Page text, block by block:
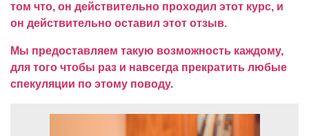
том что, он действительно проходил этот курс, и
он действительно оставил этот отзыв.
Мы предоставляем такую возможность каждому,
для того чтобы раз и навсегда прекратить любые
спекуляции по этому поводу.